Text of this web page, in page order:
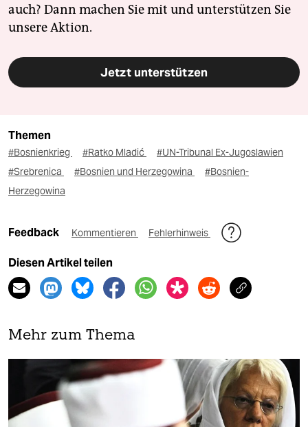
auch? Dann machen Sie mit und unterstützen Sie
unsere Aktion.
Jetzt unterstützen
Themen
#Bosnienkrieg #Ratko Mladić
#UN-Tribunal Ex-Jugoslawien
#Srebrenica
#Bosnien und Herzegowina
#Bosnien-
Herzegowina
Feedback Kommentieren Fehlerhinweis
Diesen Artikel teilen
Mehr zum Thema